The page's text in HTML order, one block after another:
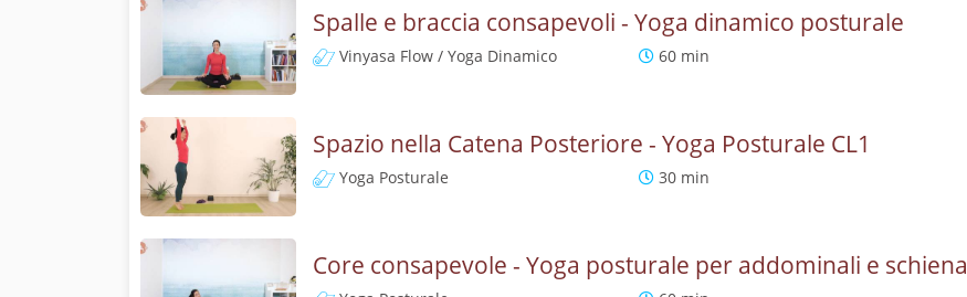
Spalle e braccia consapevoli - Yoga dinamico posturale
Vinyasa Flow / Yoga Dinamico 60 min
Spazio nella Catena Posteriore - Yoga Posturale CL1
Yoga Posturale 30 min
Core consapevole - Yoga posturale per addominali e schiena